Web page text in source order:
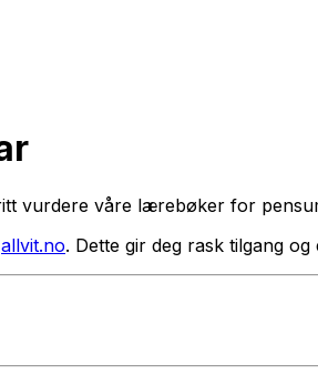
vurdere våre lærebøker for
allvit.no. Dette gir deg rask tilgang